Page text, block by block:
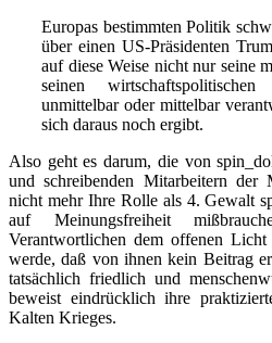
Europas bestimmten Politik
über einen US-Präsidenten
auf diese Weise nicht nur seine
seinen
unmittelbar oder mittelbar
sich daraus noch ergibt.
Also geht es darum, die von
und schreibenden Mitarbeitern der
nicht mehr Ihre Rolle als 4. Gewalt
auf Meinungsfreiheit
Verantwortlichen dem offenen Licht
werde, daß von ihnen kein Beitrag
tatsächlich friedlich und
beweist eindrücklich ihre
Kalten Krieges.